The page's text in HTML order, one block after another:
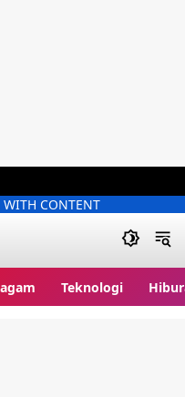
CONTENT
Teknologi